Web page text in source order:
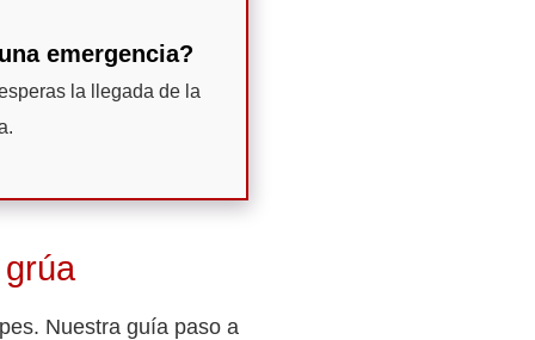
emergencia?
la llegada de la
Nuestra guía paso a